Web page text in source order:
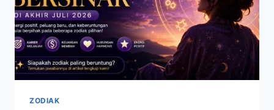
ZODIAK